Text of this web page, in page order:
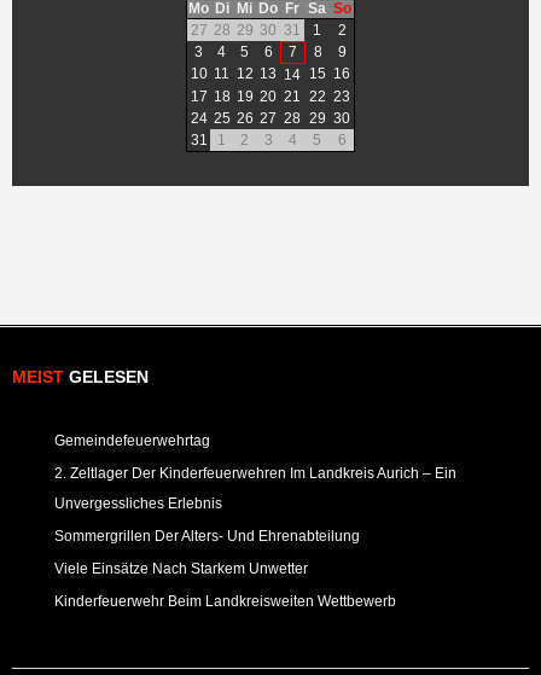
Mo Di Mi Do Fr Sa So
27 28 29 30 31 1
2
3
4 5 6 7 8
9
10 11 12 13 14 15 16
17 18 19 20 21 22 23
24 25 26 27 28 29 30
31
1 2 3 4 5 6
MEIST GELESEN
Gemeindefeuerwehrtag
2. Zeltlager Der Kinderfeuerwehren Im Landkreis Aurich – Ein
Unvergessliches Erlebnis
Sommergrillen Der Alters- Und Ehrenabteilung
Viele Einsätze Nach Starkem Unwetter
Kinderfeuerwehr Beim Landkreisweiten Wettbewerb